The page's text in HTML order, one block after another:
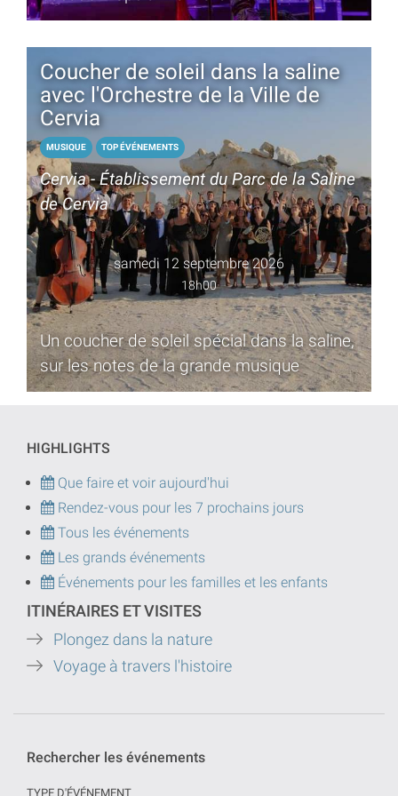
Musique Orchestra, special guest Danilo
Rossi
Coucher de soleil dans la saline
avec l'Orchestre de la Ville de
Cervia
MUSIQUE TOP ÉVÉNEMENTS
Cervia - Établissement du Parc de la Saline
de Cervia
samedi 12 septembre 2026
18h00
Un coucher de soleil spécial dans la saline,
sur les notes de la grande musique
HIGHLIGHTS
Que faire et voir aujourd'hui
Rendez-vous pour les 7 prochains jours
Tous les événements
Les grands événements
Événements pour les familles et les enfants
ITINÉRAIRES ET VISITES
Plongez dans la nature
Voyage à travers l'histoire
Rechercher les événements
TYPE D'ÉVÉNEMENT